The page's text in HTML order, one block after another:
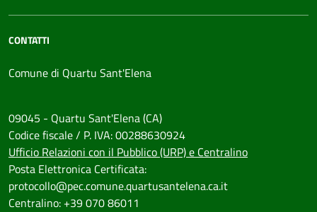
CONTATTI
Comune di Quartu Sant'Elena
09045 - Quartu Sant'Elena (CA)
Codice fiscale / P. IVA: 00288630924
Ufficio Relazioni con il Pubblico (URP) e Centralino
Posta Elettronica Certificata:
protocollo@pec.comune.quartusantelena.ca.it
Centralino: +39 070 86011